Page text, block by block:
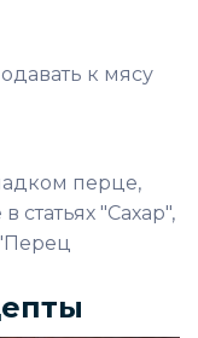
к мясу
перце,
статьях "Сахар",